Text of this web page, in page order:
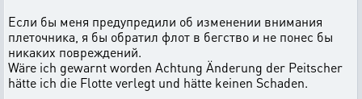
Если бы меня предупредили об изменении внимания
плеточника, я бы обратил флот в бегство и не понес бы
никаких повреждений.
Wäre ich gewarnt worden Achtung Änderung der Peitscher
hätte ich die Flotte verlegt und hätte keinen Schaden.